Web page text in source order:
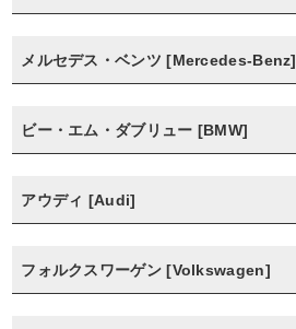
メルセデス・ベンツ [Mercedes-Benz]
ビー・エム・ダブリュー [BMW]
アウディ [Audi]
フォルクスワーゲン [Volkswagen]